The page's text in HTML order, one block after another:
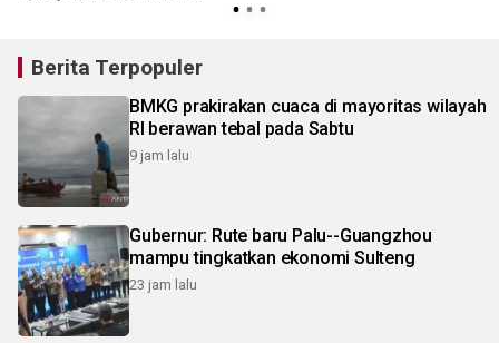
Berita Terpopuler
BMKG prakirakan cuaca di mayoritas wilayah
RI berawan tebal pada Sabtu
9 jam lalu
Gubernur: Rute baru Palu--Guangzhou
mampu tingkatkan ekonomi Sulteng
23 jam lalu